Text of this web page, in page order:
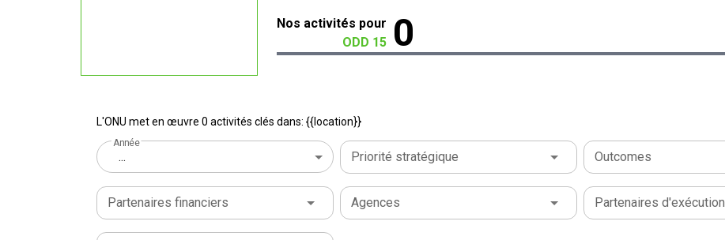
Nos activités pour
ODD 15 0
L'ONU met en œuvre 0 activités clés dans: {{location}}
Année
... Priorité stratégique Outcomes
Partenaires financiers Agences Partenaires d'exécution